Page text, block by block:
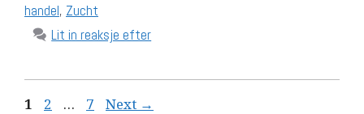
handel, Zucht
Lit in reaksje efter
Page
1 Page
2 … Page
7 Next →